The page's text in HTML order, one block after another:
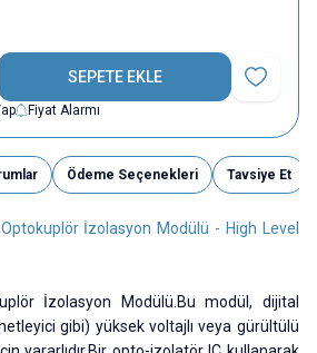
SEPETE EKLE
Favoriye
Fiyat Alarmı
Ödeme Seçenekleri Tavsiye Et
İzolasyon Modülü - High Level
İzolasyon Modülü.Bu modül, dijital
gibi) yüksek voltajlı veya gürültülü